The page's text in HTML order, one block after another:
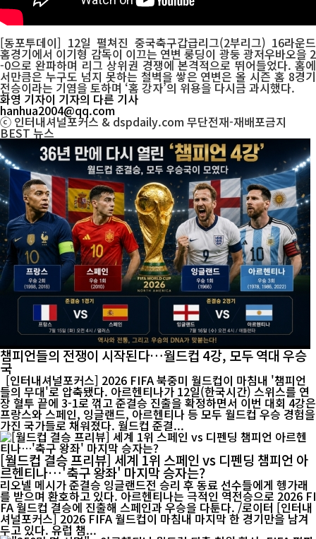
[동포투데이] 12일 펼쳐진 중국축구갑급리그(2부리그) 16라운드
홈경기에서 이기형 감독이 이끄는 연변 룽딩이 광둥 광저우바오을 2
-0으로 완파하며 리그 상위권 경쟁에 본격적으로 뛰어들었다. 홈에
서만큼은 누구도 넘지 못하는 철벽을 쌓은 연변은 올 시즌 홈 8경기
전승이라는 기염을 토하며 ‘홈 강자’의 위용을 다시금 과시했다.
화영 기자이 기자의 다른 기사
hanhua2004@qq.com
ⓒ 인터내셔널포커스 & dspdaily.com 무단전재-재배포금지
BEST뉴스
챔피언들의 전쟁이 시작된다…월드컵 4강, 모두 역대 우승
국
[인터내셔널포커스] 2026 FIFA 북중미 월드컵이 마침내 '챔피언
들의 무대'로 압축됐다. 아르헨티나가 12일(한국시간) 스위스를 연
장 혈투 끝에 3-1로 꺾고 준결승 진출을 확정하면서 이번 대회 4강은
프랑스와 스페인, 잉글랜드, 아르헨티나 등 모두 월드컵 우승 경험을
가진 국가들로 채워졌다. 월드컵 준결...
[월드컵 결승 프리뷰] 세계 1위 스페인 vs 디펜딩 챔피언 아
르헨티나…'축구 왕좌' 마지막 승자는?
리오넬 메시가 준결승 잉글랜드전 승리 후 동료 선수들에게 헹가래
를 받으며 환호하고 있다. 아르헨티나는 극적인 역전승으로 2026 FI
FA 월드컵 결승에 진출해 스페인과 우승을 다툰다. /로이터 [인터내
셔널포커스] 2026 FIFA 월드컵이 마침내 마지막 한 경기만을 남겨
두고 있다. 유럽 챔...